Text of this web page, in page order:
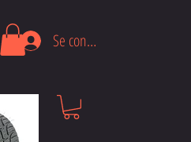
Se connecter